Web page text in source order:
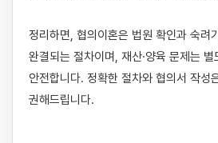
정리하면, 협의이혼은 법원 확인과 숙려
완결되는 절차이며, 재산·양육 문제는 별
안전합니다. 정확한 절차와 협의서 작성
권해드립니다.